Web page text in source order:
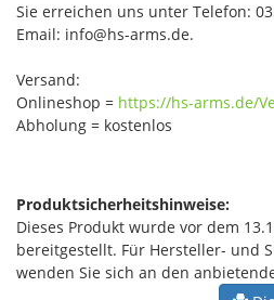
Sie erreichen uns unter Telefon:
Email: info@hs-arms.de.
Versand:
Onlineshop = https://hs-arms.de/
Abholung = kostenlos
Produktsicherheitshinweise:
Dieses Produkt wurde vor dem
bereitgestellt. Für Hersteller- und
wenden Sie sich an den